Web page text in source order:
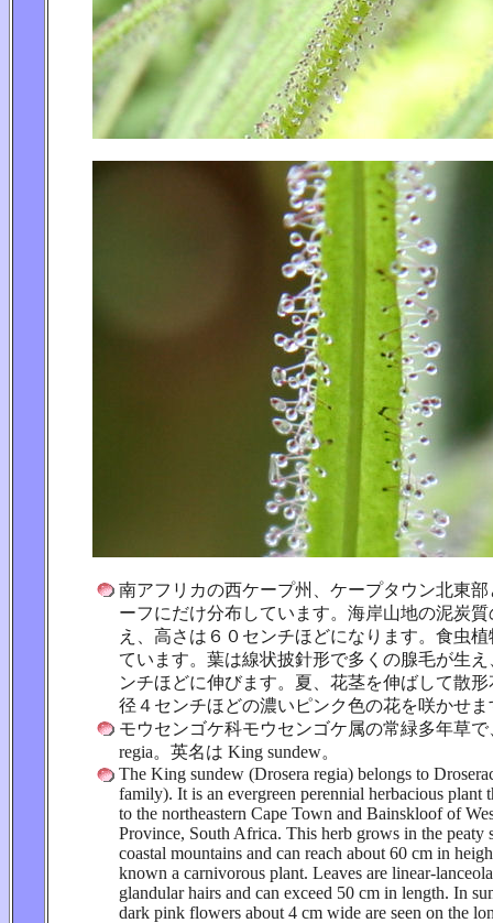
南アフリカの西ケープ州、ケープタウン北東
ーフにだけ分布しています。海岸山地の泥炭
え、高さは６０センチほどになります。食虫
ています。葉は線状披針形で多くの腺毛が生
ンチほどに伸びます。夏、花茎を伸ばして散
径４センチほどの濃いピンク色の花を咲かせ
モウセンゴケ科モウセンゴケ属の常緑多年草で
regia。英名は King sundew。
The King sundew (Drosera regia) belongs to
family). It is an evergreen perennial herbacious plant
to the northeastern Cape Town and Bainskloof of
Province, South Africa. This herb grows in the peaty
coastal mountains and can reach about 60 cm in
known a carnivorous plant. Leaves are linear-
glandular hairs and can exceed 50 cm in length. In
dark pink flowers about 4 cm wide are seen on the